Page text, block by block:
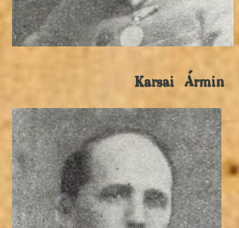
Karsai Ármin